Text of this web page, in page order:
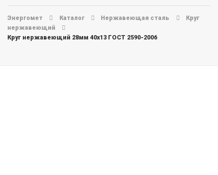
Энергомет Каталог Нержавеющая сталь
Круг
нержавеющий
Круг нержавеющий 28мм 40х13 ГОСТ 2590-2006